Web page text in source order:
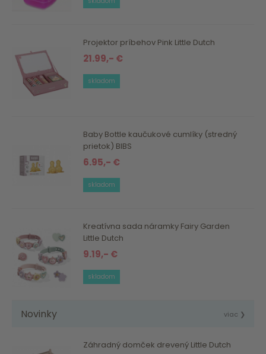
Projektor príbehov Pink Little Dutch
21.99,- €
skladom
Baby Bottle kaučukové cumlíky (stredný
prietok) BIBS
6.95,- €
skladom
Kreatívna sada náramky Fairy Garden
Little Dutch
9.19,- €
skladom
Novinky viac ❯
Záhradný domček drevený Little Dutch